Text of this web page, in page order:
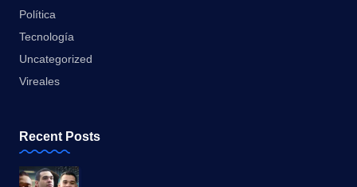
Política
Tecnología
Uncategorized
Vireales
Recent Posts